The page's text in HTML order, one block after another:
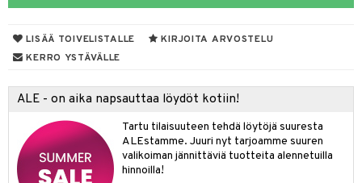
LISÄÄ TOIVELISTALLE
KIRJOITA ARVOSTELU
KERRO YSTÄVÄLLE
ALE - on aika napsauttaa löydöt kotiin!
Tartu tilaisuuteen tehdä löytöjä suuresta
ALEstamme. Juuri nyt tarjoamme suuren
valikoiman jännittäviä tuotteita alennetuilla
hinnoilla!